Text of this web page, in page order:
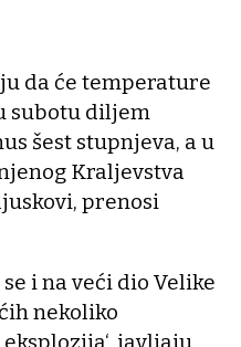
da će temperature
subotu diljem
šest stupnjeva, a u
Kraljevstva
prenosi
i na veći dio Velike
nekoliko